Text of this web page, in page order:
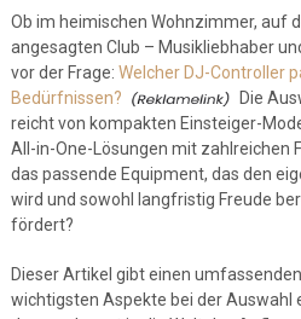
Ob im heimischen Wohnzimmer, auf
angesagten Club – Musikliebhaber
vor der Frage: Welcher DJ-Controller
Bedürfnissen?
Die
reicht von kompakten Einsteiger-
All-in-One-Lösungen mit zahlreichen
das passende Equipment, das den
wird und sowohl langfristig Freude
fördert?
Dieser Artikel gibt einen
wichtigsten Aspekte bei der Auswahl